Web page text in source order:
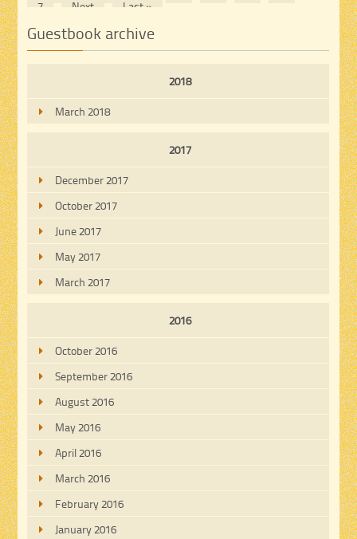
7 Next Last »
Guestbook archive
2018
March 2018
2017
December 2017
October 2017
June 2017
May 2017
March 2017
2016
October 2016
September 2016
August 2016
May 2016
April 2016
March 2016
February 2016
January 2016